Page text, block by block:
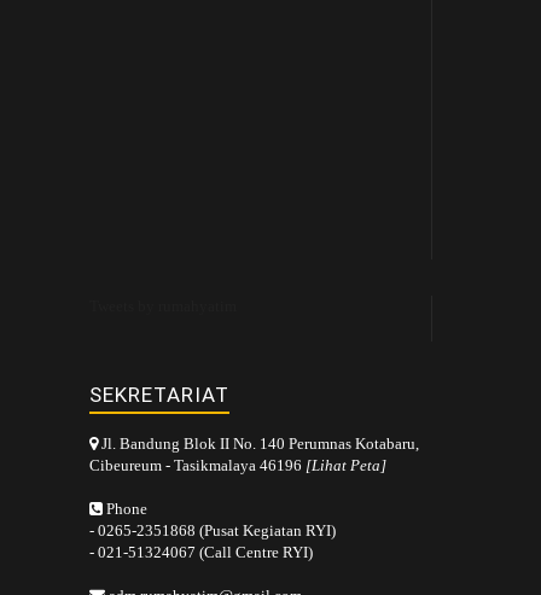
SEKRETARIAT
Jl. Bandung Blok II No. 140 Perumnas Kotabaru,
Cibeureum - Tasikmalaya 46196 [Lihat Peta]
Phone
- 0265-2351868 (Pusat Kegiatan RYI)
- 021-51324067 (Call Centre RYI)